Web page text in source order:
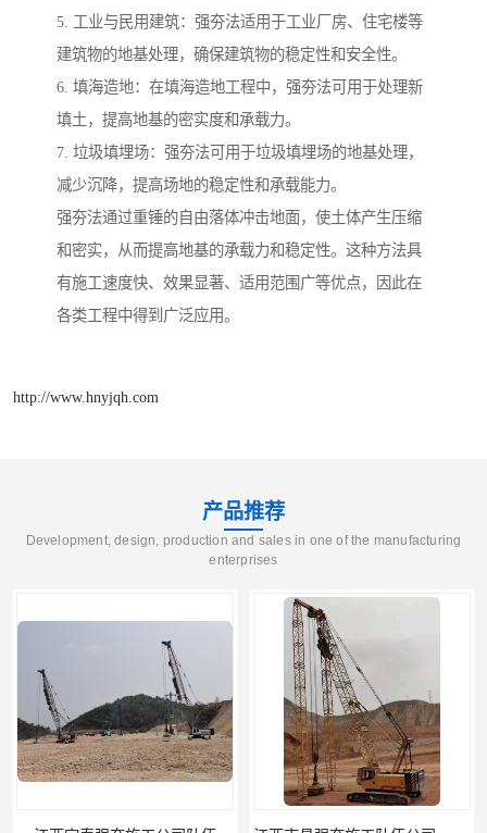
5. 工业与民用建筑：强夯法适用于工业厂房、住宅楼等
建筑物的地基处理，确保建筑物的稳定性和安全性。
6. 填海造地：在填海造地工程中，强夯法可用于处理新
填土，提高地基的密实度和承载力。
7. 垃圾填埋场：强夯法可用于垃圾填埋场的地基处理，
减少沉降，提高场地的稳定性和承载能力。
强夯法通过重锤的自由落体冲击地面，使土体产生压缩
和密实，从而提高地基的承载力和稳定性。这种方法具
有施工速度快、效果显著、适用范围广等优点，因此在
各类工程中得到广泛应用。
http://www.hnyjqh.com
产品推荐
Development, design, production and sales in one of the manufacturing
enterprises